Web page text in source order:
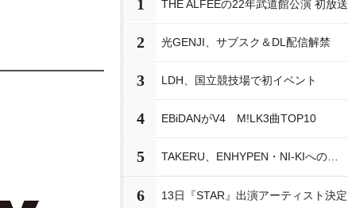
1 THE ALFEEの22年武道館公演 初放送
2 光GENJI、サブスク＆DL配信解禁
3 LDH、国立競技場で初イベント
4 EBiDANがV4 M!LK3曲TOP10
5
6 13日『STAR』出演アーティスト決定